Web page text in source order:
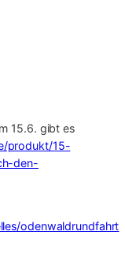
15.6. gibt es
produkt/15-
den-
odenwaldrundfahrt